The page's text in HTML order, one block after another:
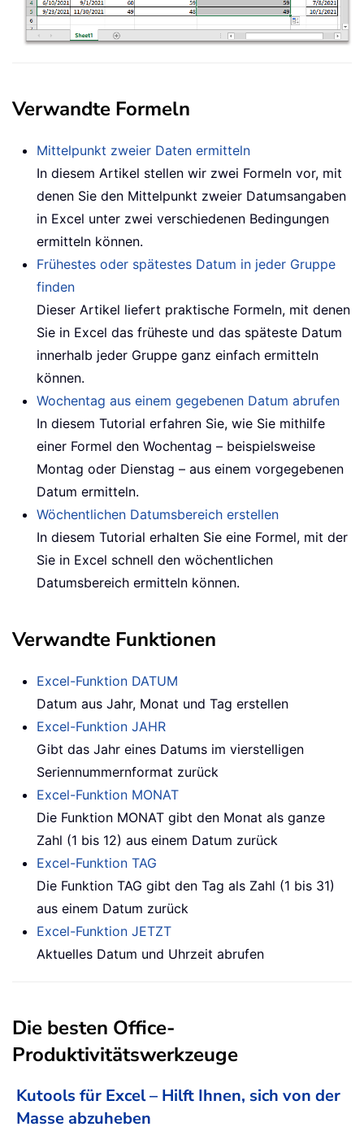
Verwandte Formeln
Mittelpunkt zweier Daten ermitteln
In diesem Artikel stellen wir zwei Formeln vor, mit
denen Sie den Mittelpunkt zweier Datumsangaben
in Excel unter zwei verschiedenen Bedingungen
ermitteln können.
Frühestes oder spätestes Datum in jeder Gruppe
finden
Dieser Artikel liefert praktische Formeln, mit denen
Sie in Excel das früheste und das späteste Datum
innerhalb jeder Gruppe ganz einfach ermitteln
können.
Wochentag aus einem gegebenen Datum abrufen
In diesem Tutorial erfahren Sie, wie Sie mithilfe
einer Formel den Wochentag – beispielsweise
Montag oder Dienstag – aus einem vorgegebenen
Datum ermitteln.
Wöchentlichen Datumsbereich erstellen
In diesem Tutorial erhalten Sie eine Formel, mit der
Sie in Excel schnell den wöchentlichen
Datumsbereich ermitteln können.
Verwandte Funktionen
Excel-Funktion DATUM
Datum aus Jahr, Monat und Tag erstellen
Excel-Funktion JAHR
Gibt das Jahr eines Datums im vierstelligen
Seriennummernformat zurück
Excel-Funktion MONAT
Die Funktion MONAT gibt den Monat als ganze
Zahl (1 bis 12) aus einem Datum zurück
Excel-Funktion TAG
Die Funktion TAG gibt den Tag als Zahl (1 bis 31)
aus einem Datum zurück
Excel-Funktion JETZT
Aktuelles Datum und Uhrzeit abrufen
Die besten Office-
Produktivitätswerkzeuge
Kutools für Excel – Hilft Ihnen, sich von der
Masse abzuheben